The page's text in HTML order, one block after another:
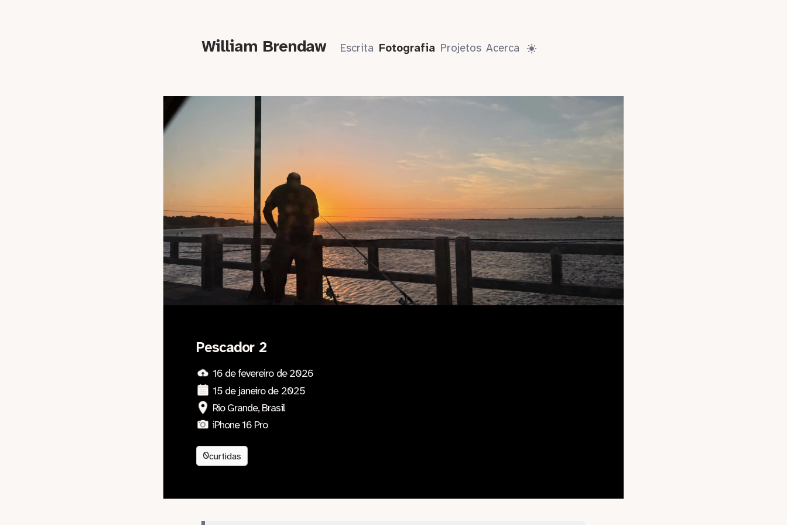
William Brendaw Escrita Fotografia Projetos Acerca
Pescador 2
16 de fevereiro de 2026
15 de janeiro de 2025
Rio Grande, Brasil
iPhone 16 Pro
0curtidas